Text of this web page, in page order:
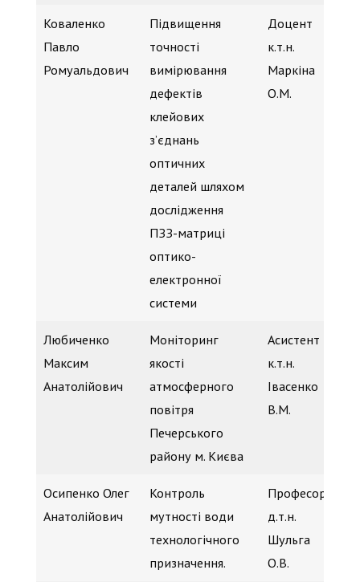
Коваленко
Павло
Ромуальдович
Підвищення
точності
вимірювання
дефектів
клейових
з’єднань
оптичних
деталей шляхом
дослідження
ПЗЗ-матриці
оптико-
електронної
системи
Доцент
к.т.н.
Маркіна
О.М.
Любиченко
Максим
Анатолійович
Моніторинг
якості
атмосферного
повітря
Печерського
району м. Києва
Асистент
к.т.н.
Івасенко
В.М.
Осипенко Олег
Анатолійович
Контроль
мутності води
технологічного
призначення.
Професор,
д.т.н.
Шульга
О.В.